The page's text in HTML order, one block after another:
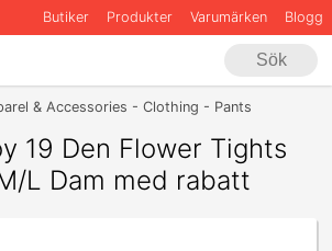
Butiker Produkter Varumärken Blogg
Sök
& Accessories - Clothing - Pants
19 Den Flower Tights
L Dam med rabatt